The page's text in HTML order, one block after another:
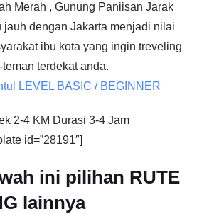
Merah , Gunung Paniisan Jarak
jauh dengan Jakarta menjadi nilai
ibu kota yang ingin treveling
terdekat anda.
LEVEL BASIC / BEGINNER
2-4 KM Durasi 3-4 Jam
id=”28191″]
ini pilihan RUTE
lainnya